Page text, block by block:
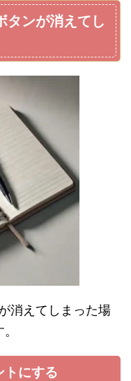
タンが消えてし
消えてしまった場
トにする